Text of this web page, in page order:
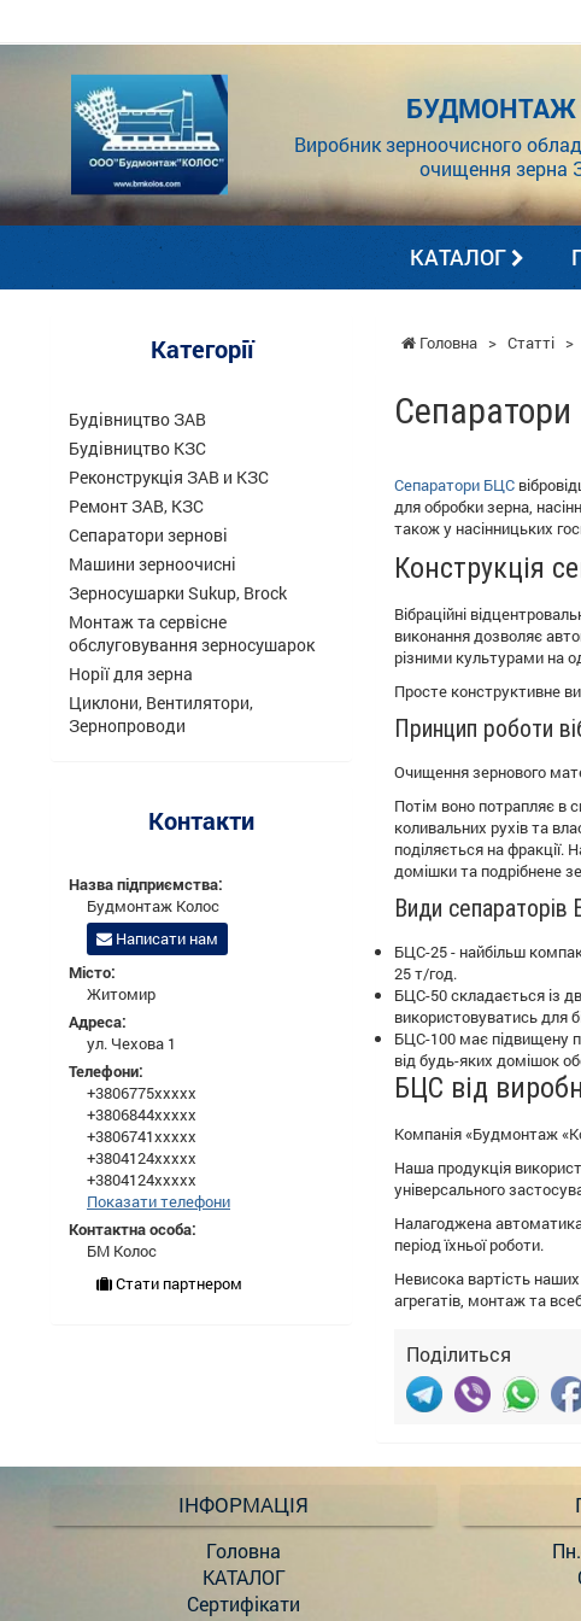
БУДМОНТАЖ
Виробник зерноочисного
очищення зерна
КАТАЛОГ
Головна > Статті >
Сепаратори БЦС
для обробки зерна,
також у насінницьких
Конструкція
Вібраційні
виконання дозволяє
різними культурами на
Просте конструктивне
Принцип роботи
Очищення зернового
Потім воно потрапляє в
коливальних рухів та
поділяється на фракції.
домішки та подрібнене
Види сепараторів
БЦС-25 - найбільш
25 т/год.
БЦС-50 складається із
використовуватись для
БЦС-100 має підвищену
від будь-яких домішок
БЦС від
Компанія «Будмонтаж
Наша продукція
універсального
Налагоджена автоматика
період їхньої роботи.
Невисока вартість
агрегатів, монтаж та
Поділиться
Категорії
Будівництво ЗАВ
Будівництво КЗС
Реконструкція ЗАВ и КЗС
Ремонт ЗАВ, КЗС
Сепаратори зернові
Машини зерноочисні
Зерносушарки Sukup, Brock
Монтаж та сервісне
обслуговування зерносушарок
Норії для зерна
Циклони, Вентилятори,
Зернопроводи
Контакти
Назва підприємства:
Будмонтаж Колос
Написати нам
Місто:
Житомир
Адреса:
ул. Чехова 1
Телефони:
+3806775xxxxx
+3806844xxxxx
+3806741xxxxx
+3804124xxxxx
+3804124xxxxx
Показати телефони
Контактна особа:
БМ Колос
Стати партнером
ІНФОРМАЦІЯ
Головна
КАТАЛОГ
Сертифікати